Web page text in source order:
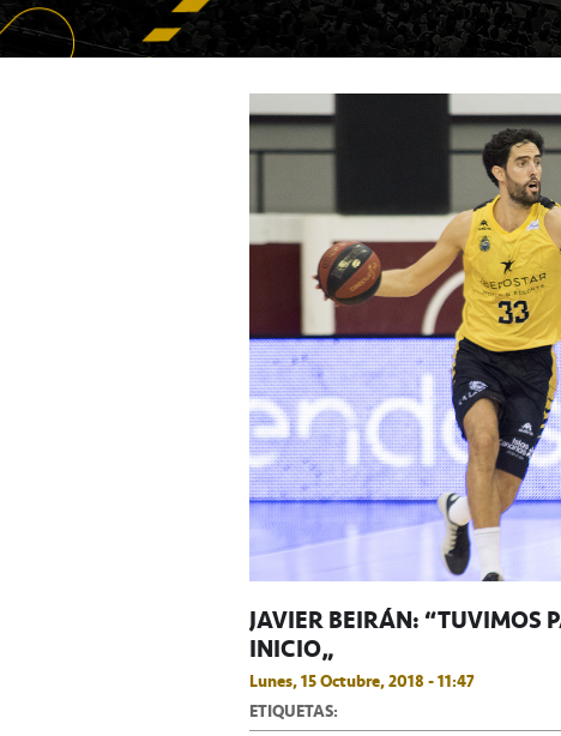
JAVIER BEIRÁN: “TUVIMOS
INICIO”
Lunes, 15 Octubre, 2018 - 11:47
ETIQUETAS: